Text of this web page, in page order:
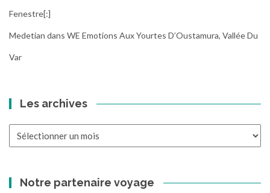
Fenestre[:]
Medetian dans WE Emotions Aux Yourtes D’Oustamura, Vallée Du
Var
Les archives
Notre partenaire voyage